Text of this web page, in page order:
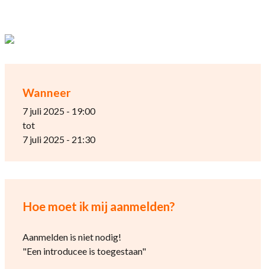
Wanneer
7 juli 2025 - 19:00
tot
7 juli 2025 - 21:30
Hoe moet ik mij aanmelden?
Aanmelden is niet nodig!
"Een introducee is toegestaan"